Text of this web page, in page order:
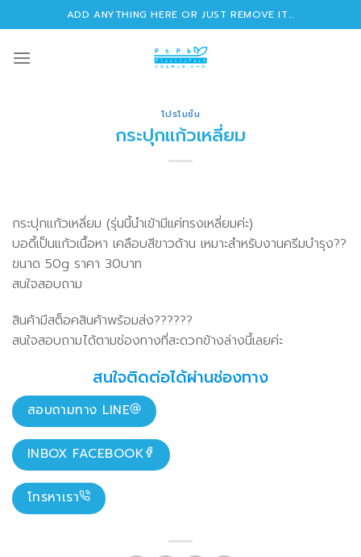
to
content
ADD ANYTHING HERE OR JUST REMOVE IT...
โปรโมชั่น
กระปุกแก้วเหลี่ยม
กระปุกแก้วเหลี่ยม (รุ่นนี้นำเข้ามีแค่ทรงเหลี่ยมค่ะ)
บอดี้เป็นแก้วเนื้อหา เคลือบสีขาวด้าน เหมาะสำหรับงานครีมบำรุง??
ขนาด 50g ราคา 30บาท
สนใจสอบถาม
สินค้ามีสต็อคสินค้าพร้อมส่ง??????
สนใจสอบถามได้ตามช่องทางที่สะดวกข้างล่างนี้เลยค่ะ
สนใจติดต่อได้ผ่านช่องทาง
สอบถามทาง LINE
INBOX FACEBOOK
โทรหาเรา